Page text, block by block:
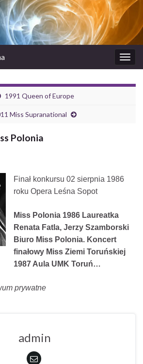
1991 Queen of Europe
Miss Supranational
Polonia
Finał konkursu 02 sierpnia 1986
roku Opera Leśna Sopot
Miss Polonia 1986 Laureatka
Renata Fatla, Jerzy Szamborski
Biuro Miss Polonia. Koncert
finałowy Miss Ziemi Toruńskiej
1987 Aula UMK Toruń…
prywatne
admin